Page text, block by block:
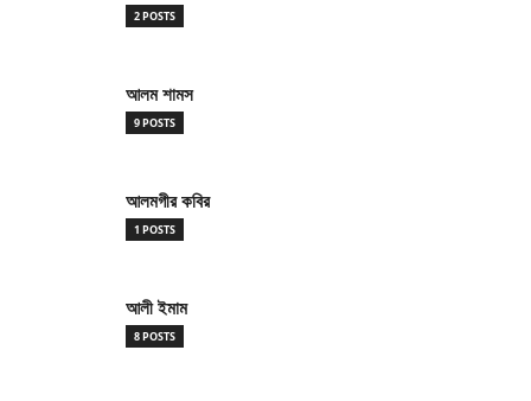
2 POSTS
আলম শামস
9 POSTS
আলমগীর কবির
1 POSTS
আলী ইমাম
8 POSTS